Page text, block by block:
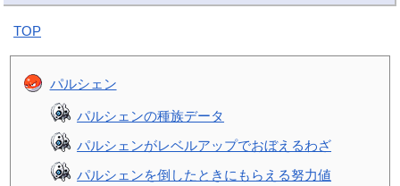
TOP
パルシェン
パルシェンの種族データ
パルシェンがレベルアップでおぼえるわざ
パルシェンを倒したときにもらえる努力値